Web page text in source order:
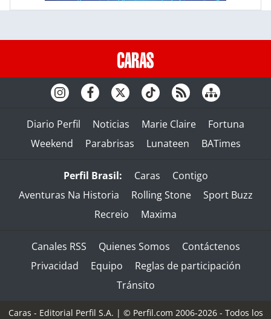
Diario Perfil Noticias Marie Claire
Fortuna
Weekend
Parabrisas Lunateen BATimes
Perfil Brasil: Caras
Contigo
Aventuras Na Historia
Rolling Stone
Sport Buzz
Recreio
Maxima
Canales RSS Quienes Somos
Contáctenos
Privacidad
Equipo
Reglas de participación
Tránsito
Caras - Editorial Perfil S.A. | © Perfil.com 2006-2026 - Todos los